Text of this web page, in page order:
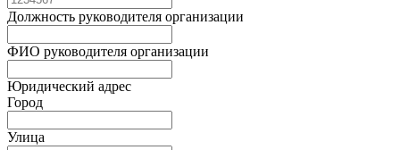
Должность руководителя организации
ФИО руководителя организации
Юридический адрес
Город
Улица